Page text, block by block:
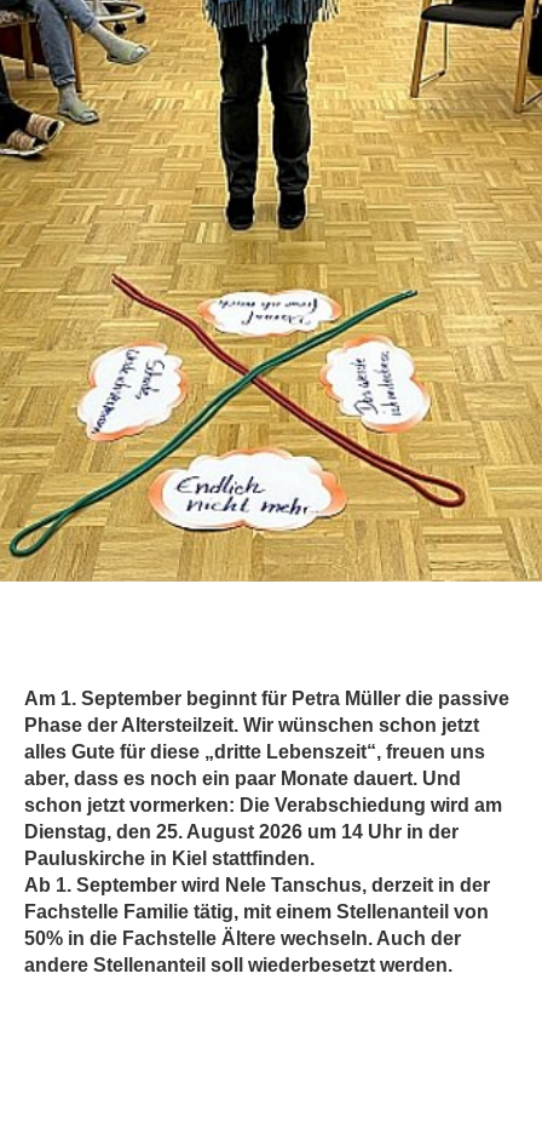
Am 1. September beginnt für Petra Müller die passive
Phase der Altersteilzeit. Wir wünschen schon jetzt
alles Gute für diese „dritte Lebenszeit“, freuen uns
aber, dass es noch ein paar Monate dauert. Und
schon jetzt vormerken: Die Verabschiedung wird am
Dienstag, den 25. August 2026 um 14 Uhr in der
Pauluskirche in Kiel stattfinden.
Ab 1. September wird Nele Tanschus, derzeit in der
Fachstelle Familie tätig, mit einem Stellenanteil von
50% in die Fachstelle Ältere wechseln. Auch der
andere Stellenanteil soll wiederbesetzt werden.